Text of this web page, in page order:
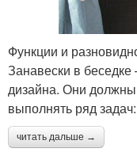
Функции и
Занавески в
дизайна. Они
выполнять ряд задач:
читать дальше →